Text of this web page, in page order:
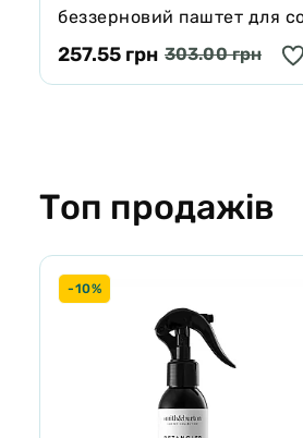
беззерновий паштет для
зі свіжим м’ясом індички
257.55 грн 303.00 грн
Топ продажів
-10%